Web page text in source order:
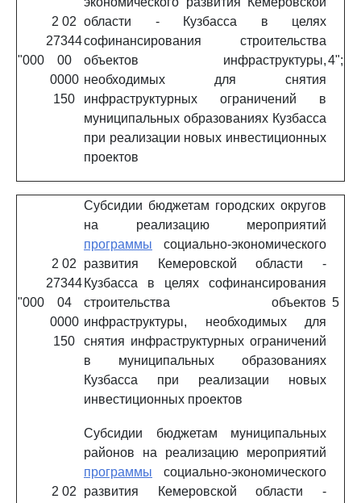
"000
2 02
27344
00
0000
150
области - Кузбасса в целях
софинансирования строительства
объектов инфраструктуры,
необходимых для снятия
инфраструктурных ограничений в
муниципальных образованиях Кузбасса
при реализации новых инвестиционных
проектов
4";
"000
2 02
27344
04
0000
150
Субсидии бюджетам городских округов
на реализацию мероприятий
программы социально-экономического
развития Кемеровской области -
Кузбасса в целях софинансирования
строительства объектов
инфраструктуры, необходимых для
снятия инфраструктурных ограничений
в муниципальных образованиях
Кузбасса при реализации новых
инвестиционных проектов
5
2 02
Субсидии бюджетам муниципальных
районов на реализацию мероприятий
программы социально-экономического
развития Кемеровской области -